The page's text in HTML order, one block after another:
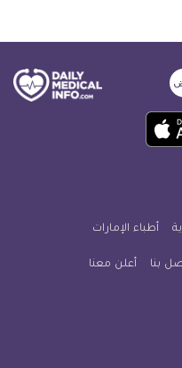
ديلي
ميديكال
انفو
أطباء الإمارات
بنا أعلن معنا